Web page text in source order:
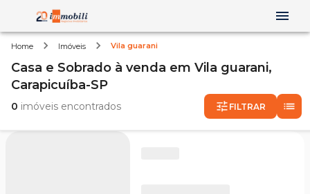
Home Imóveis Vila guarani
Casa e Sobrado à venda em Vila guarani,
Carapicuíba-SP
0 imóveis encontrados FILTRAR